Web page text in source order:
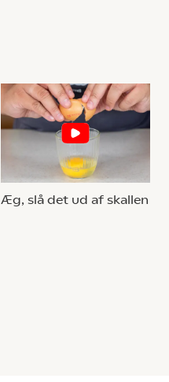
Æg, slå det ud af skallen